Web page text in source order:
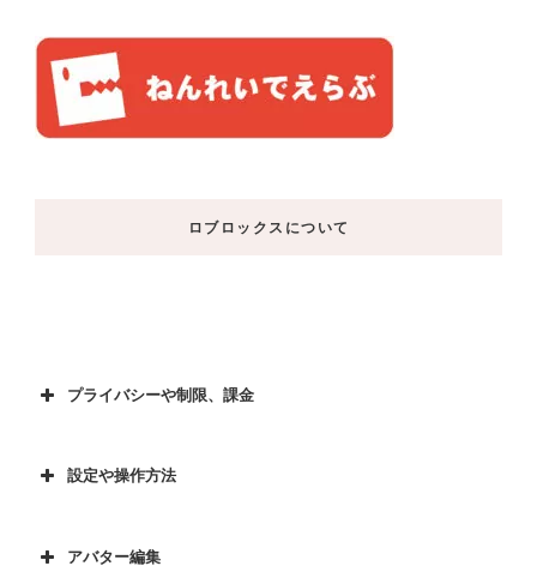
ロブロックスについて
プライバシーや制限、課金
設定や操作方法
アバター編集